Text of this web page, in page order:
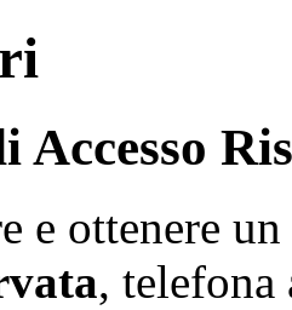
Accesso
e ottenere un
,